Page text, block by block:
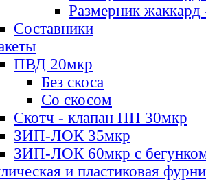
Размерник
Составники
ПВД 20мкр
Без скоса
Со скосом
Скотч - клапан ПП 30мкр
ЗИП-ЛОК 35мкр
ЗИП-ЛОК 60мкр с
и пластиковая